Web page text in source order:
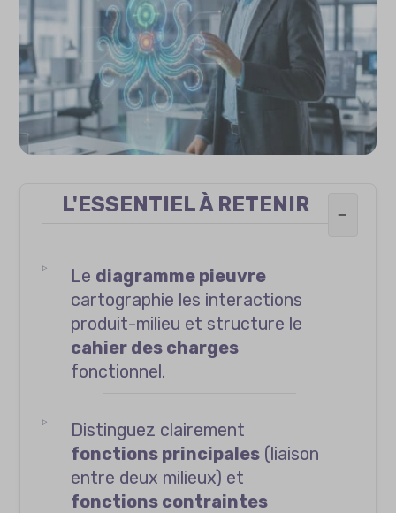
L'ESSENTIEL À RETENIR −
Le diagramme pieuvre
cartographie les interactions
produit-milieu et structure le
cahier des charges
fonctionnel.
Distinguez clairement
fonctions principales (liaison
entre deux milieux) et
fonctions contraintes